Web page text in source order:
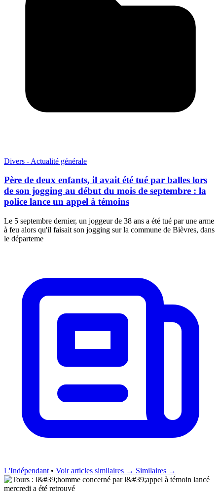
Divers - Actualité générale
Père de deux enfants, il avait été tué par balles lors
de son jogging au début du mois de septembre : la
police lance un appel à témoins
Le 5 septembre dernier, un joggeur de 38 ans a été tué par une arme
à feu alors qu'il faisait son jogging sur la commune de Bièvres, dans
le départeme
L'Indépendant • Voir articles similaires → Similaires →